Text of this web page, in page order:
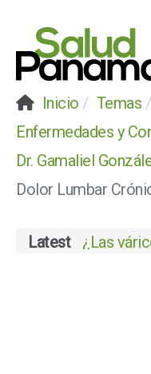
Inicio
Temas
Enfermedades y
Dr. Gamaliel
Dolor Lumbar
Latest ¿Las